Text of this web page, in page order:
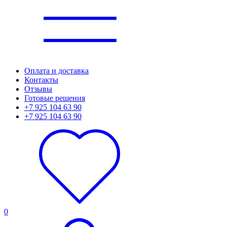
Оплата и доставка
Контакты
Отзывы
Готовые решения
+7 925 104 63 90
+7 925 104 63 90
0